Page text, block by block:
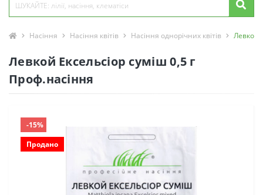
Насіння Насіння квітів Насіння однорічних квітів Левкой
Левкой Ексельсіор суміш 0,5 г
Проф.насіння
-15%
Продано